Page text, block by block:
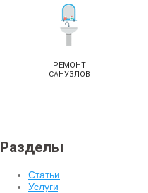
РЕМОНТ
САНУЗЛОВ
Разделы
Статьи
Услуги